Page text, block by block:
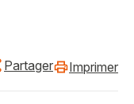
Partager Imprimer